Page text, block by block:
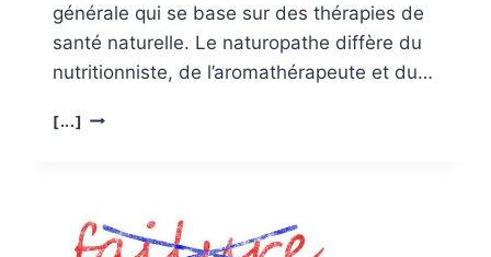
générale qui se base sur des thérapies de
santé naturelle. Le naturopathe diffère du
nutritionniste, de l’aromathérapeute et du…
[...] QUE